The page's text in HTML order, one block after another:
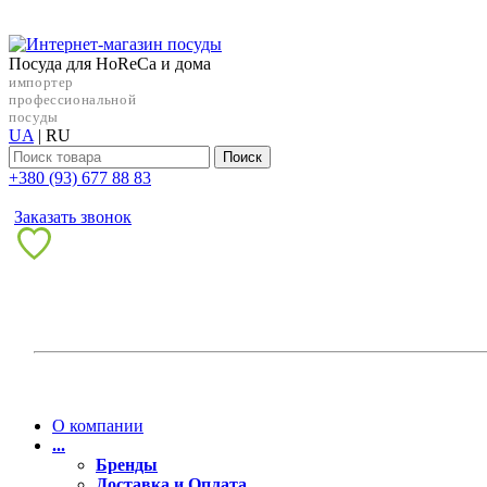
Посуда для HoReCa и дома
импортер
профессиональной
посуды
UA | RU
Поиск
+38‎0 (93) 677 88 83
Заказать звонок
О компании
...
Бренды